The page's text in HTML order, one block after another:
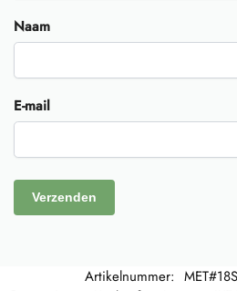
Naam
E-mail
Artikelnummer: